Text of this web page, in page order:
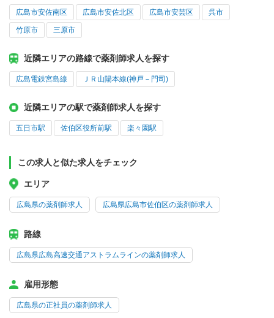
広島市安佐南区 広島市安佐北区 広島市安芸区 呉市
竹原市 三原市
近隣エリアの路線で薬剤師求人を探す
広島電鉄宮島線 ＪＲ山陽本線(神戸－門司)
近隣エリアの駅で薬剤師求人を探す
五日市駅 佐伯区役所前駅 楽々園駅
この求人と似た求人をチェック
エリア
広島県の薬剤師求人 広島県広島市佐伯区の薬剤師求人
路線
広島県広島高速交通アストラムラインの薬剤師求人
雇用形態
広島県の正社員の薬剤師求人